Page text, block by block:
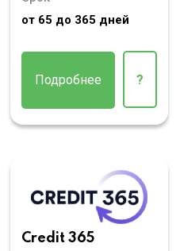
от 65 до 365 дней
Подробнее ?
Credit 365